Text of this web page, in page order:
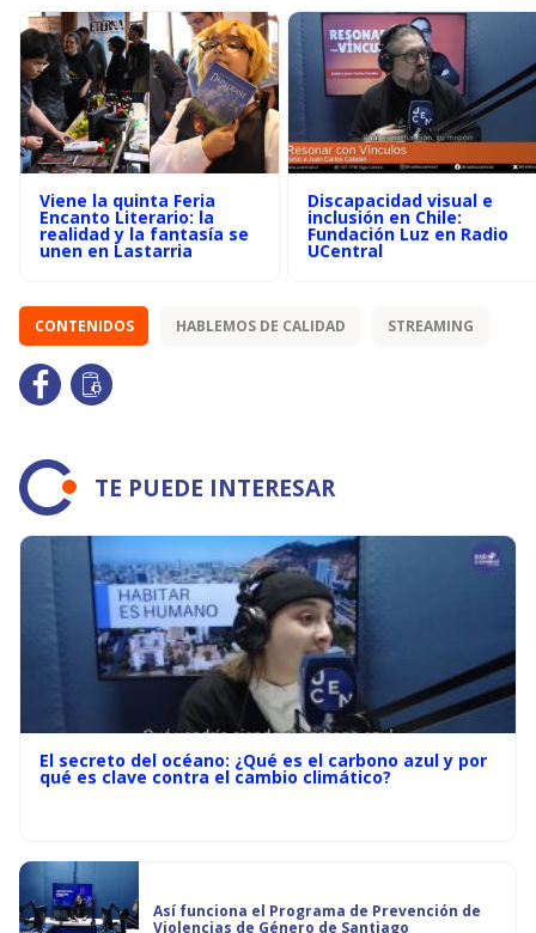
Viene la quinta Feria
Encanto Literario: la
realidad y la fantasía se
unen en Lastarria
Discapacidad visual e
inclusión en Chile:
Fundación Luz en Radio
UCentral
CONTENIDOS HABLEMOS DE CALIDAD STREAMING
TE PUEDE INTERESAR
El secreto del océano: ¿Qué es el carbono azul y por
qué es clave contra el cambio climático?
Así funciona el Programa de Prevención de
Violencias de Género de Santiago